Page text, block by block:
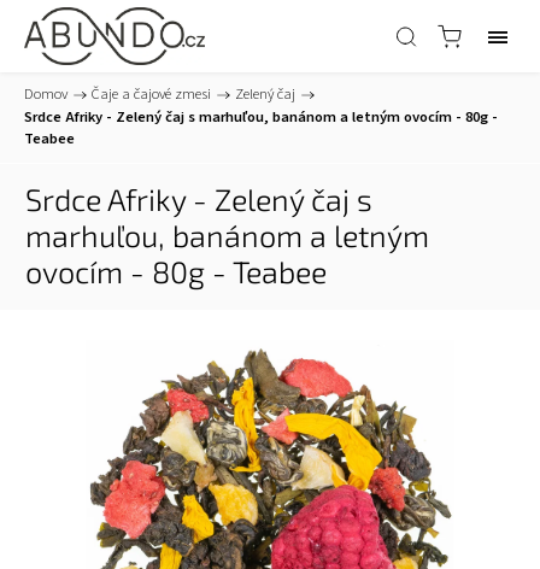
Domov / Čaje a čajové zmesi / Zelený čaj /
Srdce Afriky - Zelený čaj s marhuľou, banánom a letným ovocím - 80g -
Teabee
Srdce Afriky - Zelený čaj s
marhuľou, banánom a letným
ovocím - 80g - Teabee